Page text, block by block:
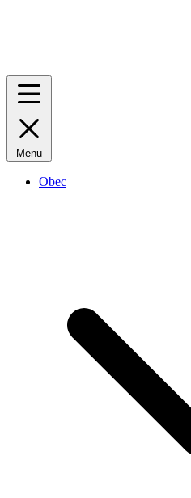
Menu
Obec